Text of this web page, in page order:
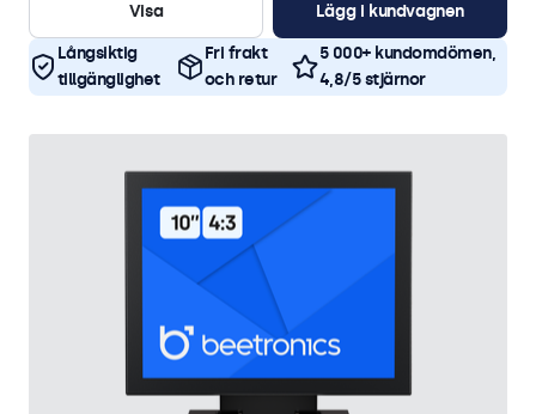
Visa
Lägg i kundvagnen
Långsiktig
tillgänglighet
Fri frakt
och retur
5 000+ kundomdömen,
4,8/5 stjärnor